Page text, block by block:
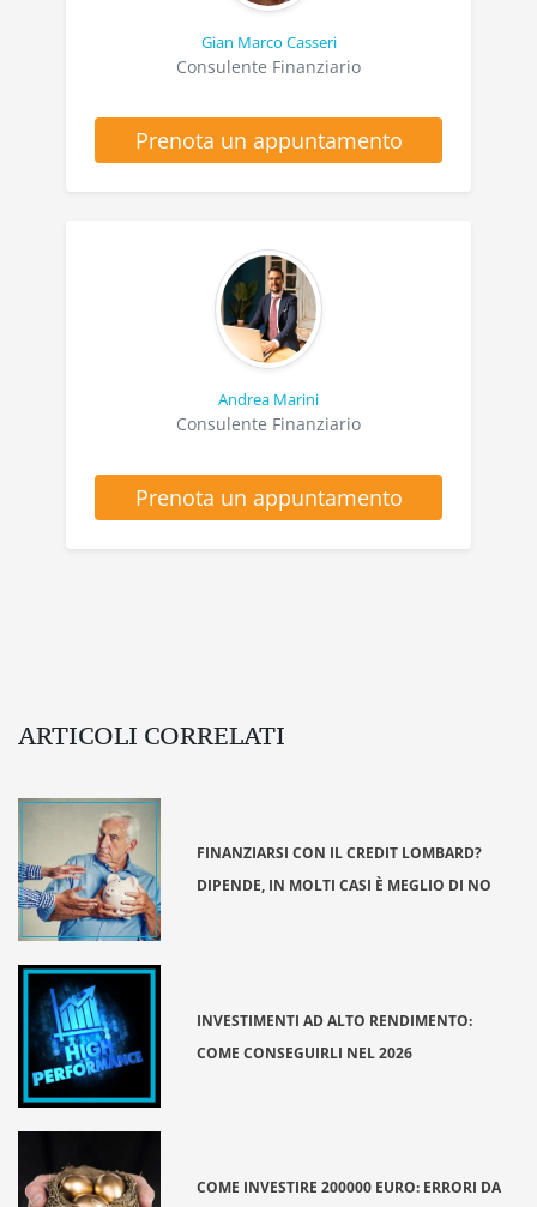
Gian Marco Casseri
Consulente Finanziario
Prenota un appuntamento
Andrea Marini
Consulente Finanziario
Prenota un appuntamento
ARTICOLI CORRELATI
FINANZIARSI CON IL CREDIT LOMBARD?
DIPENDE, IN MOLTI CASI È MEGLIO DI NO
INVESTIMENTI AD ALTO RENDIMENTO:
COME CONSEGUIRLI NEL 2026
COME INVESTIRE 200000 EURO: ERRORI DA